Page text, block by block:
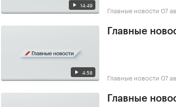
14:49 Главные новости 07
4:58
Главные
Главные новости 07
Главные